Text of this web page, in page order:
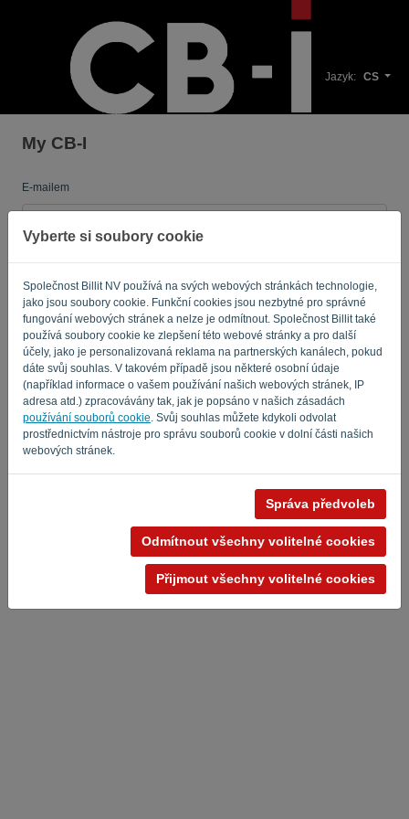
Vyberte si soubory cookie
Společnost Billit NV používá na svých webových stránkách technologie,
jako jsou soubory cookie. Funkční cookies jsou nezbytné pro správné
fungování webových stránek a nelze je odmítnout. Společnost Billit také
používá soubory cookie ke zlepšení této webové stránky a pro další
účely, jako je personalizovaná reklama na partnerských kanálech, pokud
dáte svůj souhlas. V takovém případě jsou některé osobní údaje
(například informace o vašem používání našich webových stránek, IP
adresa atd.) zpracovávány tak, jak je popsáno v našich zásadách
používání souborů cookie . Svůj souhlas můžete kdykoli odvolat
prostřednictvím nástroje pro správu souborů cookie v dolní části našich
webových stránek.
Správa předvoleb
Odmítnout všechny volitelné cookies
Přijmout všechny volitelné cookies
Jazyk: CS
My CB-I
E-mailem
Připomeň mi to Zapomněli jste heslo?
PŘIHLÁSIT SE